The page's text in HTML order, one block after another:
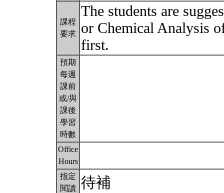
課程
要求
The students are
or Chemical Analysis
first.
預期
每週
課前
或/與
課後
學習
時數
Office
Hours
指定
閱讀 待補